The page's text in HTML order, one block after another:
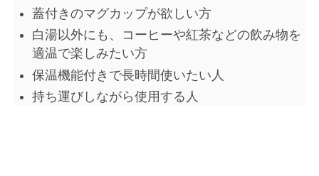
蓋付きのマグカップが欲しい方
白湯以外にも、コーヒーや紅茶などの飲み物を
適温で楽しみたい方
保温機能付きで長時間使いたい人
持ち運びしながら使用する人